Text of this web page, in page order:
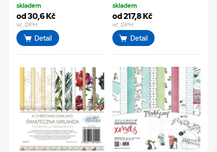
skladem
od 30,6 Kč
vč. DPH
Detail
skladem
od 217,8 Kč
vč. DPH
Detail